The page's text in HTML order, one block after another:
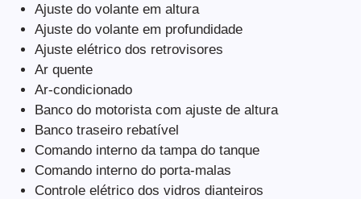
Ajuste do volante em altura
Ajuste do volante em profundidade
Ajuste elétrico dos retrovisores
Ar quente
Ar-condicionado
Banco do motorista com ajuste de altura
Banco traseiro rebatível
Comando interno da tampa do tanque
Comando interno do porta-malas
Controle elétrico dos vidros dianteiros